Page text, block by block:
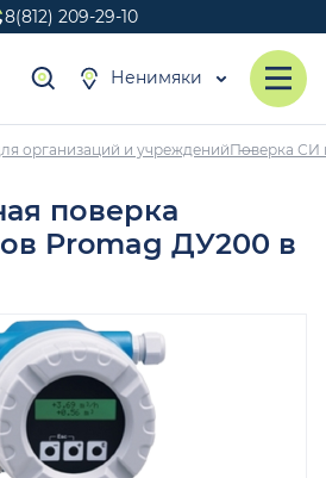
8(812) 209-29-10
Ненимяки
организаций и учрежденийПоверка СИ
поверка
Promag ДУ200 в